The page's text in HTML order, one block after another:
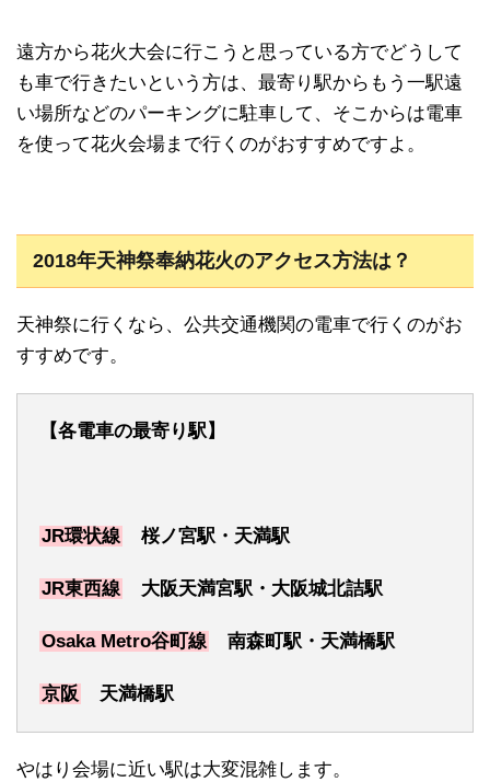
遠方から花火大会に行こうと思っている方でどうして
も車で行きたいという方は、最寄り駅からもう一駅遠
い場所などのパーキングに駐車して、そこからは電車
を使って花火会場まで行くのがおすすめですよ。
2018年天神祭奉納花火のアクセス方法は？
天神祭に行くなら、公共交通機関の電車で行くのがお
すすめです。
【各電車の最寄り駅】
JR環状線 桜ノ宮駅・天満駅
JR東西線 大阪天満宮駅・大阪城北詰駅
Osaka Metro谷町線 南森町駅・天満橋駅
京阪 天満橋駅
やはり会場に近い駅は大変混雑します。